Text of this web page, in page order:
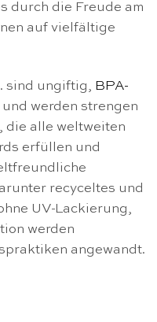
durch die Freude am
auf vielfältige
sind ungiftig, BPA-
werden strengen
die alle weltweiten
erfüllen und
recyceltes und
UV-Lackierung,
werden
angewandt.